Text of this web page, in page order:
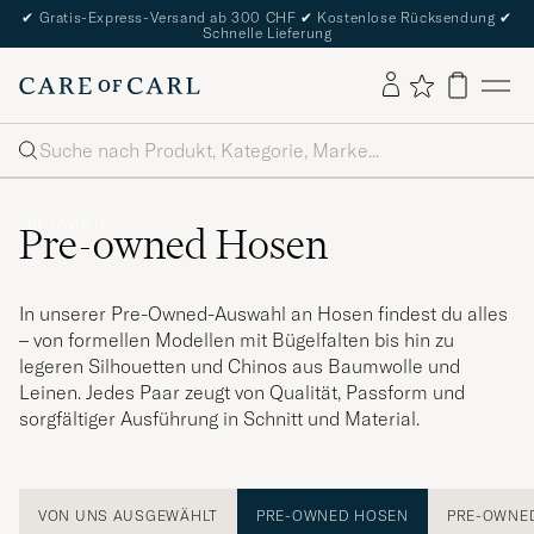
✔ Gratis-Express-Versand ab 300 CHF ✔ Kostenlose Rücksendung ✔
Schnelle Lieferung
Suche
Pre-owned Hosen
In unserer Pre-Owned-Auswahl an Hosen findest du alles
– von formellen Modellen mit Bügelfalten bis hin zu
legeren Silhouetten und Chinos aus Baumwolle und
Leinen. Jedes Paar zeugt von Qualität, Passform und
sorgfältiger Ausführung in Schnitt und Material.
VON UNS AUSGEWÄHLT PRE-OWNED HOSEN PRE-